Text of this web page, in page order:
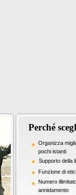
Perché
Organizza
pochi istanti
Supporto della
Funzione di
Numero
annidamento